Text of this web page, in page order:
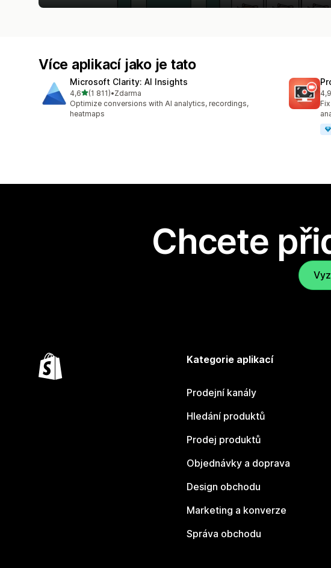
Více aplikací jako je tato
Microsoft Clarity: AI Insights
4,6z 5 hvězd
(1 811)
Celkový počet recenzí: 1811
•Zdarma
Optimize conversions with AI analytics, recordings,
heatmaps
4,9
Chcete
Kategorie aplikací
Prodejní kanály
Hledání produktů
Prodej produktů
Objednávky a doprava
Design obchodu
Marketing a konverze
Správa obchodu